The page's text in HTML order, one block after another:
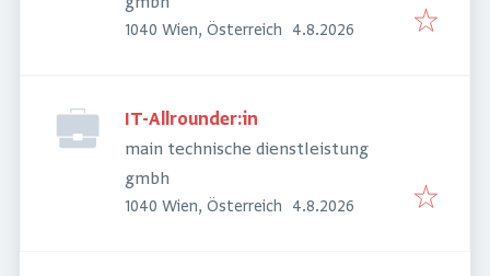
1040 Wien, Österreich Veröffentlicht
4.8.2026
IT-Allrounder:in
main technische dienstleistung
gmbh
1040 Wien, Österreich Veröffentlicht
4.8.2026